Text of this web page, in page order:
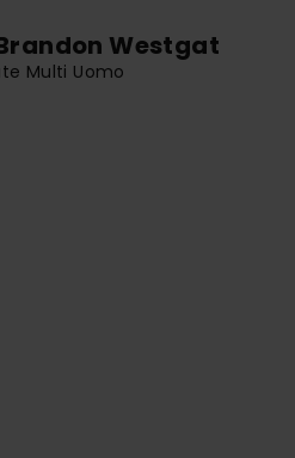
Westgat
Multi Uomo